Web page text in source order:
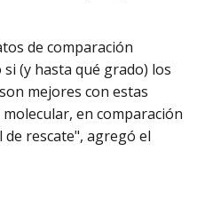
de comparación
(y hasta qué grado) los
mejores con estas
en comparación
rescate", agregó el